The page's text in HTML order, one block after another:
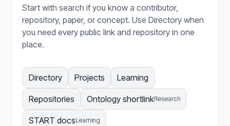
Start with search if you know a contributor,
repository, paper, or concept. Use Directory when
you need every public link and repository in one
place.
Directory Projects Learning
Repositories Ontology shortlinkResearch
START docsLearning